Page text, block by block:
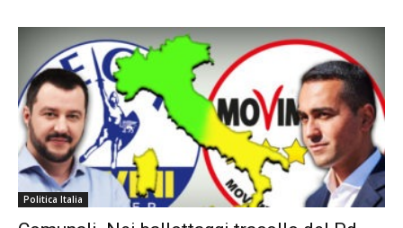
Politica Italia